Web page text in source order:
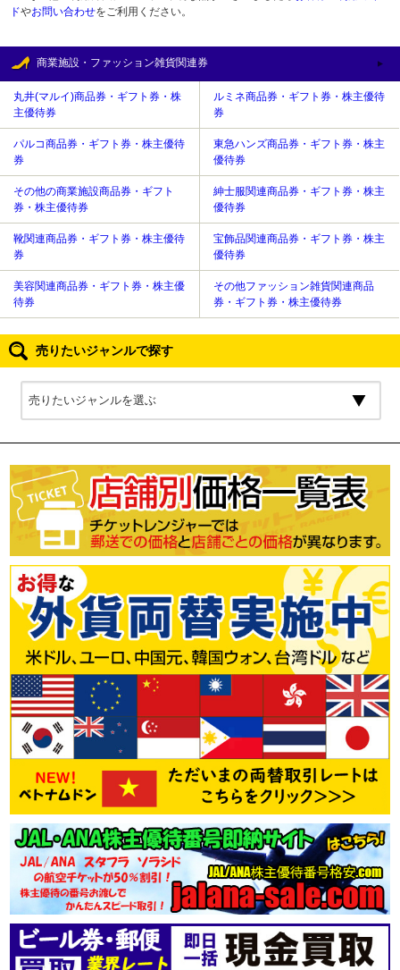
ドやお問い合わせをご利用ください。
商業施設・ファッション雑貨関連券
丸井(マルイ)商品券・ギフト券・株
主優待券
ルミネ商品券・ギフト券・株主優待
券
パルコ商品券・ギフト券・株主優待
券
東急ハンズ商品券・ギフト券・株主
優待券
その他の商業施設商品券・ギフト
券・株主優待券
紳士服関連商品券・ギフト券・株主
優待券
靴関連商品券・ギフト券・株主優待
券
宝飾品関連商品券・ギフト券・株主
優待券
美容関連商品券・ギフト券・株主優
待券
その他ファッション雑貨関連商品
券・ギフト券・株主優待券
売りたいジャンルで探す